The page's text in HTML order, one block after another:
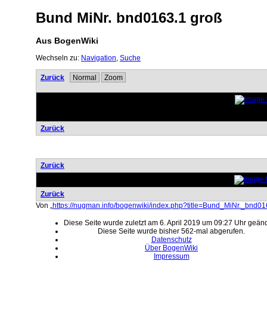
Bund MiNr. bnd0163.1 groß
Aus BogenWiki
Wechseln zu: Navigation, Suche
Zurück Normal Zoom
Zurück
Zurück
Zurück
Von „https://nugman.info/bogenwiki/
Diese Seite wurde zuletzt am 6. April 2019 um 09:27 Uhr
Diese Seite wurde bisher 562-mal abgerufen.
Datenschutz
Über BogenWiki
Impressum